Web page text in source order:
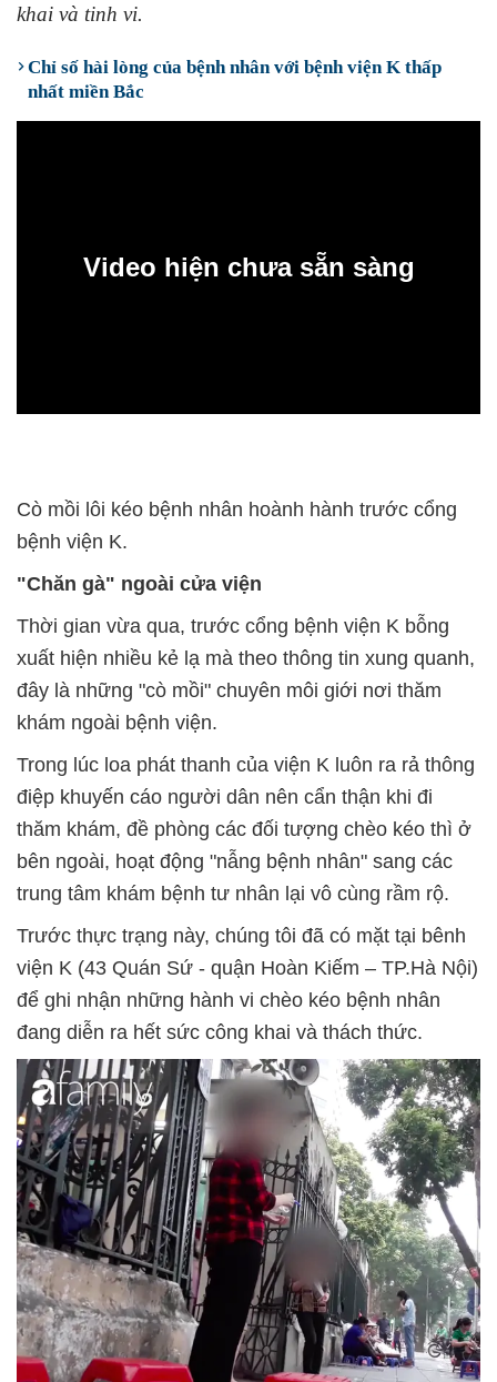
khai và tinh vi.
Chỉ số hài lòng của bệnh nhân với bệnh viện K thấp
nhất miền Bắc
Video hiện chưa sẵn sàng
Cò mồi lôi kéo bệnh nhân hoành hành trước cổng
bệnh viện K.
"Chăn gà" ngoài cửa viện
Thời gian vừa qua, trước cổng bệnh viện K bỗng
xuất hiện nhiều kẻ lạ mà theo thông tin xung quanh,
đây là những "cò mồi" chuyên môi giới nơi thăm
khám ngoài bệnh viện.
Trong lúc loa phát thanh của viện K luôn ra rả thông
điệp khuyến cáo người dân nên cẩn thận khi đi
thăm khám, đề phòng các đối tượng chèo kéo thì ở
bên ngoài, hoạt động "nẫng bệnh nhân" sang các
trung tâm khám bệnh tư nhân lại vô cùng rầm rộ.
Trước thực trạng này, chúng tôi đã có mặt tại bênh
viện K (43 Quán Sứ - quận Hoàn Kiếm – TP.Hà Nội)
để ghi nhận những hành vi chèo kéo bệnh nhân
đang diễn ra hết sức công khai và thách thức.